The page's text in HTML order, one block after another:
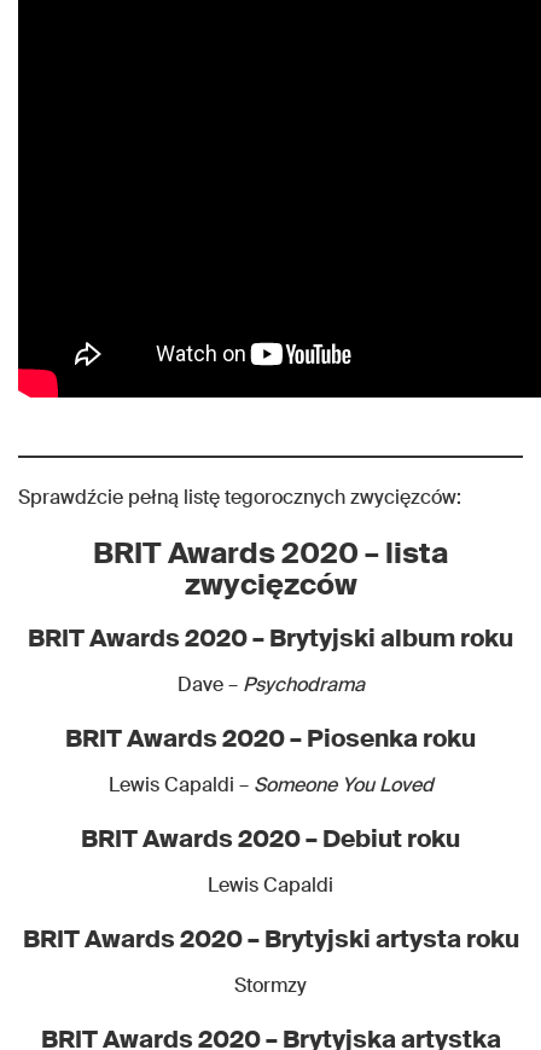
Sprawdźcie pełną listę tegorocznych zwycięzców:
BRIT Awards 2020 – lista
zwycięzców
BRIT Awards 2020 – Brytyjski album roku
Dave – Psychodrama
BRIT Awards 2020 – Piosenka roku
Lewis Capaldi – Someone You Loved
BRIT Awards 2020 – Debiut roku
Lewis Capaldi
BRIT Awards 2020 – Brytyjski artysta roku
Stormzy
BRIT Awards 2020 – Brytyjska artystka